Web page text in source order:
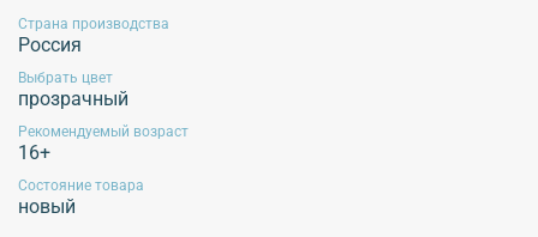
Эксплуатация продукции без учета данных рекомендаций не гарантирует
сохранение внешнего вида изделия!
Обязательной сертификации не подлежит!
Страна производства
Россия
Выбрать цвет
прозрачный
Рекомендуемый возраст
16+
Состояние товара
новый